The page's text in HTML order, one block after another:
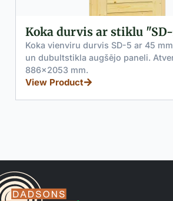
durvis ar stiklu "SD-5"
durvis SD-5 ar 45 mm egles profilu
augšējo paneli. Atveramas uz āru.
mm.